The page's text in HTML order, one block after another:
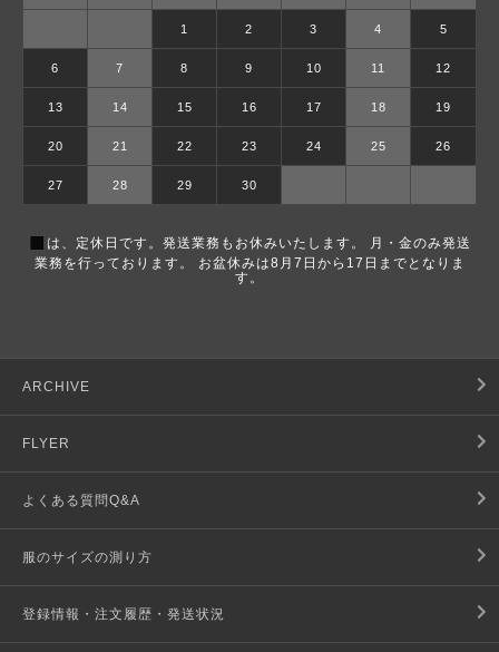
1 2 3 4 5
6 7 8 9 10 11 12
13 14 15 16 17 18 19
20 21 22 23 24 25 26
27 28 29 30
■ は、定休日です。発送業務もお休みいたします。 月・金のみ発送
業務を行っております。 お盆休みは8月7日から17日までとなりま
す。
ARCHIVE
FLYER
よくある質問Q&A
服のサイズの測り方
登録情報・注文履歴・発送状況